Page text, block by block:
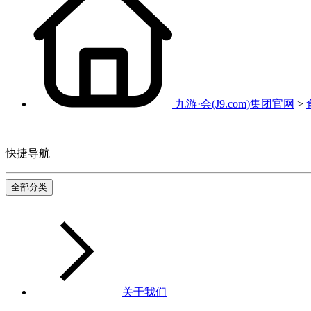
九游·会(J9.com)集团官网 >
快捷导航
全部分类
关于我们